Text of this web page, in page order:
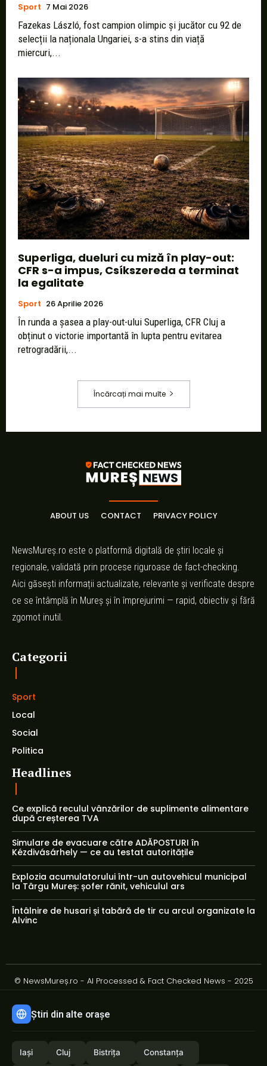
Sport 7 Mai 2026
Fazekas László, fost campion olimpic și jucător cu 92 de
selecții la naționala Ungariei, s-a stins din viață
miercuri,...
Superliga, dueluri cu miză în play-out:
CFR s-a impus, Csíkszereda a terminat
la egalitate
Sport 26 Aprilie 2026
În runda a șasea a play-out-ului Superliga, CFR Cluj a
obținut o victorie importantă în lupta pentru evitarea
retrogradării,...
Încărcați mai multe
ABOUT US CONTACT PRIVACY POLICY
NewsMureș.ro este o platformă digitală de știri locale și
regionale, validată prin procese riguroase de fact-checking.
Aici găsești informații actualizate, relevante și verificate despre
ce se întâmplă în Mureș și în împrejurimi — rapid, obiectiv și fără
zgomot inutil.
Categorii
Sport
Local
Social
Politica
Headlines
Ce explică reculul vânzărilor de suplimente alimentare
după creșterea TVA
Simulare de evacuare către ADĂPOSTURI în
Kézdivásárhely — ce au testat autoritățile
Explozia acumulatorului într-un autovehicul municipal
la Târgu Mureș: șofer rănit, vehiculul ars
Întâlnire de husari și tabără de tir cu arcul organizate la
Alvinc
© NewsMureș.ro - AI Processed & Fact Checked News - 2025
Știri din alte orașe
Iași Cluj Bistrița Constanța